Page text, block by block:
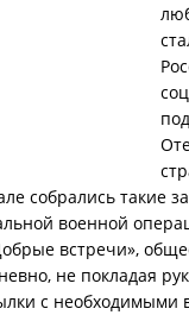
собрались такие
военной
встречи»,
не покладая
с